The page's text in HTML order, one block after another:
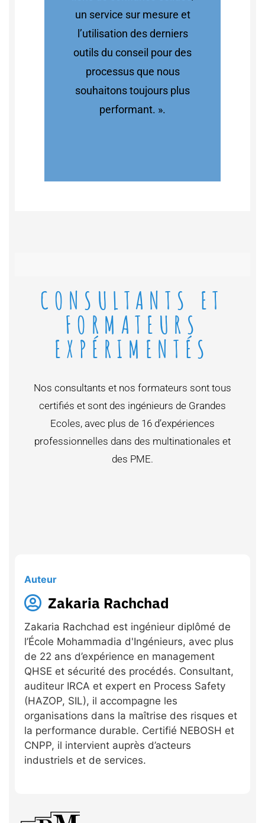
un service sur mesure et
l’utilisation des derniers
outils du conseil pour des
processus que nous
souhaitons toujours plus
performant. ».
CONSULTANTS ET
FORMATEURS
EXPÉRIMENTÉS
Nos consultants et nos formateurs sont tous
certifiés et sont des ingénieurs de Grandes
Ecoles, avec plus de 16 d’expériences
professionnelles dans des multinationales et
des PME.
Auteur
Zakaria Rachchad
Zakaria Rachchad est ingénieur diplômé de
l’École Mohammadia d'Ingénieurs, avec plus
de 22 ans d’expérience en management
QHSE et sécurité des procédés. Consultant,
auditeur IRCA et expert en Process Safety
(HAZOP, SIL), il accompagne les
organisations dans la maîtrise des risques et
la performance durable. Certifié NEBOSH et
CNPP, il intervient auprès d’acteurs
industriels et de services.